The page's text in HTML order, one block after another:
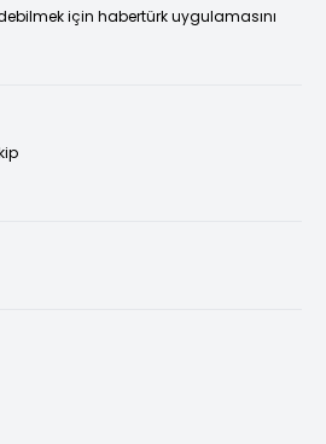
için habertürk uygulamasını